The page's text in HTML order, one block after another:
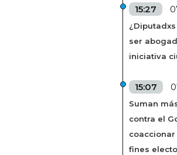
15:27
ser
iniciativa
15:07
Suman
contra el
fines